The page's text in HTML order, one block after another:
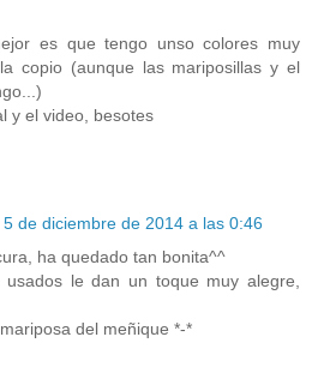
es que tengo unso colores muy
copio (aunque las mariposillas y el
y el video, besotes
5 de diciembre de 2014 a las 0:46
ha quedado tan bonita^^
le dan un toque muy alegre,
del meñique *-*